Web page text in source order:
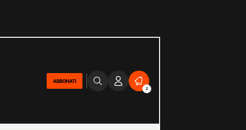
ABBONATI
2